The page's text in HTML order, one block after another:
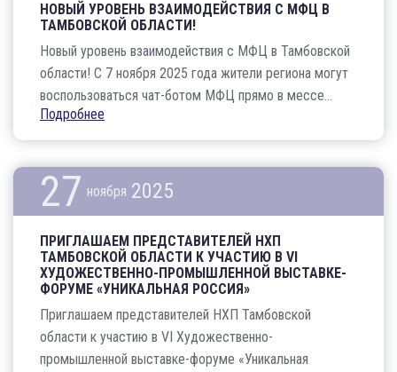
НОВЫЙ УРОВЕНЬ ВЗАИМОДЕЙСТВИЯ С МФЦ В
ТАМБОВСКОЙ ОБЛАСТИ!
Новый уровень взаимодействия с МФЦ в Тамбовской
области! С 7 ноября 2025 года жители региона могут
воспользоваться чат-ботом МФЦ прямо в мессе...
Подробнее
27 ноября 2025
ПРИГЛАШАЕМ ПРЕДСТАВИТЕЛЕЙ НХП
ТАМБОВСКОЙ ОБЛАСТИ К УЧАСТИЮ В VI
ХУДОЖЕСТВЕННО-ПРОМЫШЛЕННОЙ ВЫСТАВКЕ-
ФОРУМЕ «УНИКАЛЬНАЯ РОССИЯ»
Приглашаем представителей НХП Тамбовской
области к участию в VI Художественно-
промышленной выставке-форуме «Уникальная